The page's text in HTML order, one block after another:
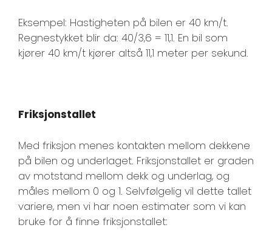
Eksempel: Hastigheten på bilen er 40 km/t.
Regnestykket blir da: 40/3,6 = 11,1. En bil som
kjører 40 km/t kjører altså 11,1 meter per sekund.
Friksjonstallet
Med friksjon menes kontakten mellom dekkene
på bilen og underlaget. Friksjonstallet er graden
av motstand mellom dekk og underlag, og
måles mellom 0 og 1. Selvfølgelig vil dette tallet
variere, men vi har noen estimater som vi kan
bruke for å finne friksjonstallet: